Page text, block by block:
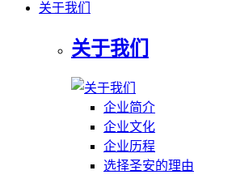
关于我们
关于我们
企业简介
企业文化
企业历程
选择圣安的理由